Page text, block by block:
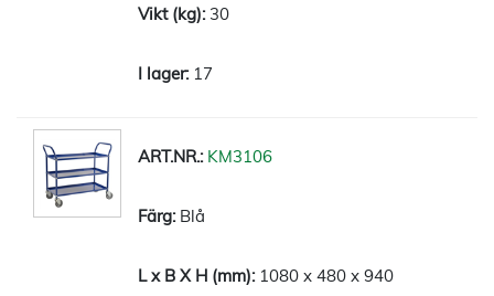
30
17
KM3106
Blå
1080 x 480 x 940